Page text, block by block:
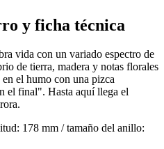
y ficha técnica
vida con un variado espectro de
de tierra, madera y notas florales
el humo con una pizca
el final". Hasta aquí llega el
178 mm / tamaño del anillo: